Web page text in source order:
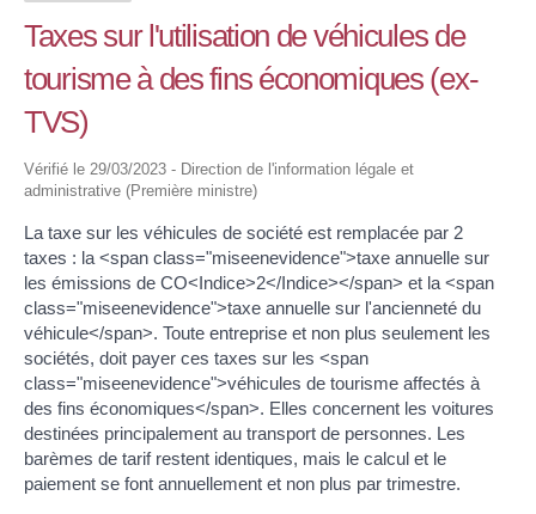
Taxes sur l'utilisation de véhicules de
tourisme à des fins économiques (ex-
TVS)
Vérifié le 29/03/2023 - Direction de l'information légale et
administrative (Première ministre)
La taxe sur les véhicules de société est remplacée par 2
taxes : la <span class="miseenevidence">taxe annuelle sur
les émissions de CO<Indice>2</Indice></span> et la <span
class="miseenevidence">taxe annuelle sur l'ancienneté du
véhicule</span>. Toute entreprise et non plus seulement les
sociétés, doit payer ces taxes sur les <span
class="miseenevidence">véhicules de tourisme affectés à
des fins économiques</span>. Elles concernent les voitures
destinées principalement au transport de personnes. Les
barèmes de tarif restent identiques, mais le calcul et le
paiement se font annuellement et non plus par trimestre.